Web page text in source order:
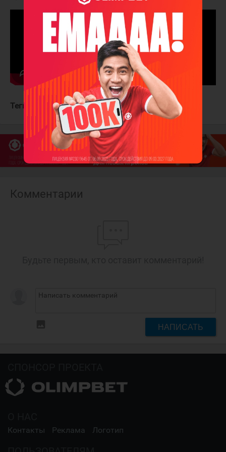
Теги: Анахайм Дакс Эдмонтон Ойлерз
Комментарии
НАПИСАТЬ
Контакты Реклама Логотип